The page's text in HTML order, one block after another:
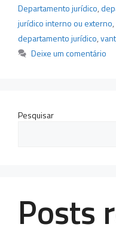
Departamento jurídico,
jurídico interno ou externo,
departamento jurídico,
Deixe um comentário
Pesquisar
Posts